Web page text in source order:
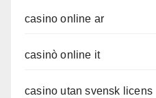
casino online ar
casinò online it
casino utan svensk licens